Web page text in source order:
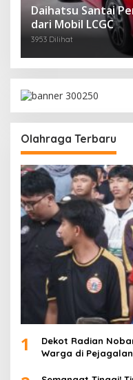
Daihatsu Santai
dari Mobil LCGC
3953 Dilihat
Olahraga Terbaru
1
Dekot Radian
Warga di Pejagalan